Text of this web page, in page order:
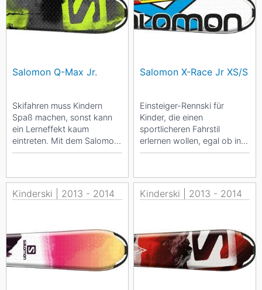
Salomon Q-Max Jr.
Skifahren muss Kindern
Spaß machen, sonst kann
ein Lerneffekt kaum
eintreten. Mit dem Salomon
Q-Max Jr. sollte der
Salomon X-Race Jr XS/S
Einsteiger-Rennski für
Kinder, die einen
sportlicheren Fahrstil
erlernen wollen, egal ob in
der XS-Version (70-90cm)
Kinderski | 2013 - 2014 Kinderski | 2013 - 2014